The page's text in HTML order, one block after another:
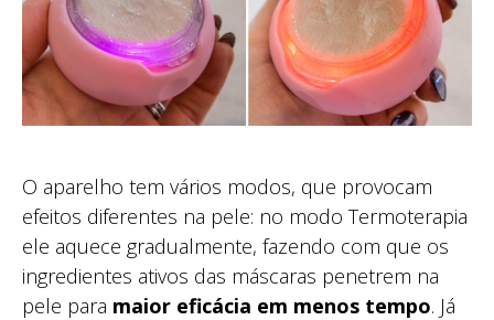
O aparelho tem vários modos, que provocam
efeitos diferentes na pele: no modo Termoterapia
ele aquece gradualmente, fazendo com que os
ingredientes ativos das máscaras penetrem na
pele para maior eficácia em menos tempo. Já